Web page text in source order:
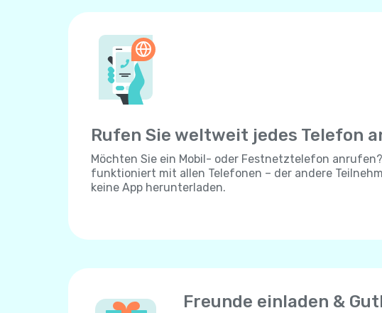
Rufen Sie weltweit jedes Telefon
Möchten Sie ein Mobil- oder Festnetztelefon
funktioniert mit allen Telefonen – der andere
keine App herunterladen.
Freunde einladen &